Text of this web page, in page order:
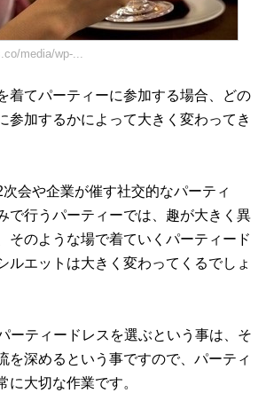
media/wp-...
着てパーティーに参加する場合、どの
参加するかによって大きく変わってき
会や企業が催す社交的なパーティ
で行うパーティーでは、趣が大きく異
そのような場で着ていくパーティード
ルエットは大きく変わってくるでしょ
ーティードレスを選ぶという事は、そ
を深めるという事ですので、パーティ
に大切な作業です。